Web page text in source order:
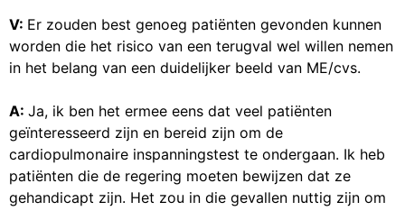
V: Er zouden best genoeg patiënten gevonden kunnen
worden die het risico van een terugval wel willen nemen
in het belang van een duidelijker beeld van ME/cvs.
A: Ja, ik ben het ermee eens dat veel patiënten
geïnteresseerd zijn en bereid zijn om de
cardiopulmonaire inspanningstest te ondergaan. Ik heb
patiënten die de regering moeten bewijzen dat ze
gehandicapt zijn. Het zou in die gevallen nuttig zijn om